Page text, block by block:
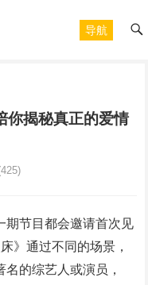
导航
你揭秘真正的爱情
期节目都会邀请首次见
》通过不同的场景，
的综艺人或演员，